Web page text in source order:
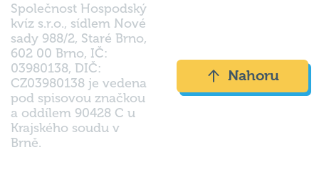
Společnost Hospodský
kvíz s.r.o., sídlem Nové
sady 988/2, Staré Brno,
602 00 Brno, IČ:
03980138, DIČ:
CZ03980138 je vedena
pod spisovou značkou
a oddílem 90428 C u
Krajského soudu v
Brně.
Nahoru